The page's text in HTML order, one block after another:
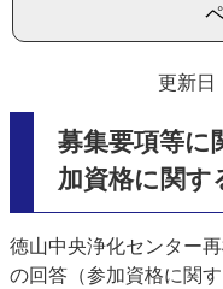
更新日
募集要項等に
加資格に関す
徳山中央浄化センター
の回答（参加資格に関